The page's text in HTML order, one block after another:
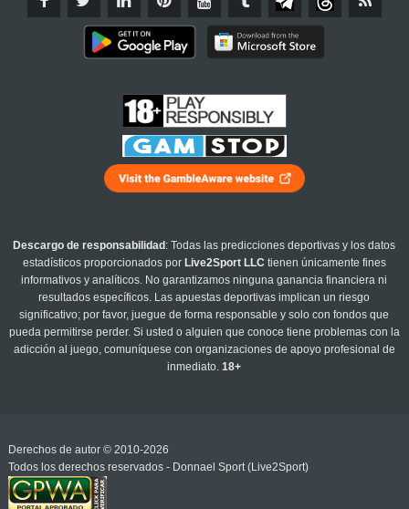
Descargo de responsabilidad : Todas las predicciones deportivas y los datos
estadísticos proporcionados por Live2Sport LLC tienen únicamente fines
informativos y analíticos. No garantizamos ninguna ganancia financiera ni
resultados específicos. Las apuestas deportivas implican un riesgo
significativo; por favor, juegue de forma responsable y solo con fondos que
pueda permitirse perder. Si usted o alguien que conoce tiene problemas con la
adicción al juego, comuníquese con organizaciones de apoyo profesional de
inmediato.18+
Derechos de autor © 2010-2026
Todos los derechos reservados - Donnael Sport (Live2Sport)